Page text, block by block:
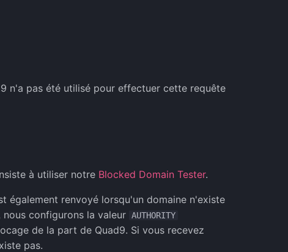
n'a pas été utilisé pour effectuer cette requête
à utiliser notre Blocked Domain Tester.
également renvoyé lorsqu'un domaine n'existe
configurons la valeur AUTHORITY
de la part de Quad9. Si vous recevez
pas.